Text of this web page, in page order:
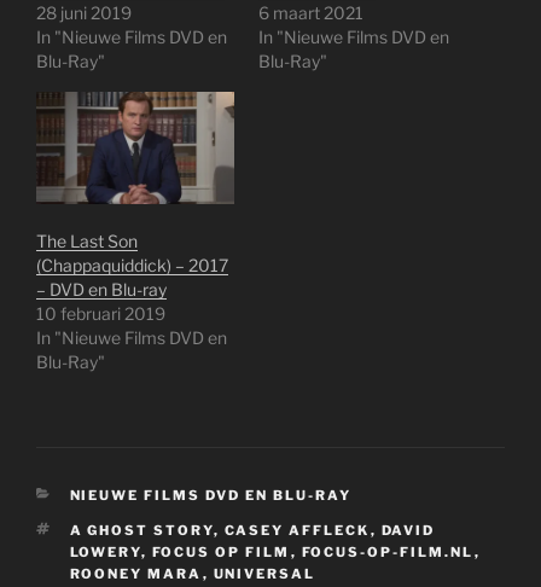
28 juni 2019
In "Nieuwe Films DVD en
Blu-Ray"
6 maart 2021
In "Nieuwe Films DVD en
Blu-Ray"
The Last Son
(Chappaquiddick) – 2017
– DVD en Blu-ray
10 februari 2019
In "Nieuwe Films DVD en
Blu-Ray"
CATEGORIEËN
NIEUWE FILMS DVD EN BLU-RAY
TAGS
A GHOST STORY, CASEY AFFLECK , DAVID
LOWERY, FOCUS OP FILM , FOCUS-OP-FILM.NL ,
ROONEY MARA , UNIVERSAL